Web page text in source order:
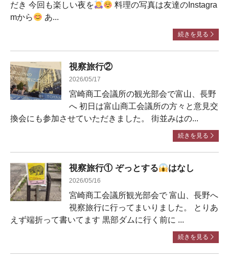
だき 今回も楽しい夜を
料理の写真は友達のInstagra
mから
あ...
続きを見る
視察旅行②
2026/05/17
宮崎商工会議所の観光部会で富山、長野
へ 初日は富山商工会議所の方々と意見交
換会にも参加させていただきました。 街並みはの...
続きを見る
視察旅行① ぞっとする はなし
2026/05/16
宮崎商工会議所観光部会で 富山、長野へ
視察旅行に行ってまいりました。 とりあ
えず端折って書いてます 黒部ダムに行く前に ...
続きを見る